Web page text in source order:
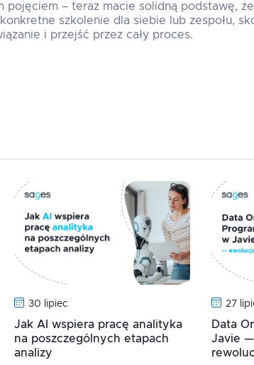
pojęciem – teraz macie solidną podstawę,
szkolenie dla siebie lub zespołu,
i przejść przez cały proces.
30 lipiec
Jak AI wspiera pracę analityka
na poszczególnych etapach
analizy
27
Data
Javie